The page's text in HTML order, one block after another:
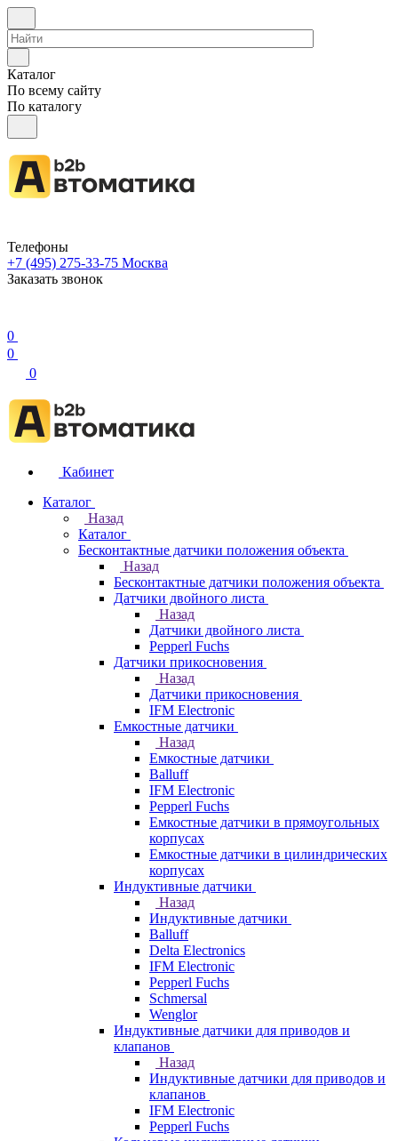
Каталог
По всему сайту
По каталогу
Телефоны
+7 (495) 275-33-75 Москва
Заказать звонок
0
0
0
Кабинет
Каталог
Назад
Каталог
Бесконтактные датчики положения объекта
Назад
Бесконтактные датчики положения объекта
Датчики двойного листа
Назад
Датчики двойного листа
Pepperl Fuchs
Датчики прикосновения
Назад
Датчики прикосновения
IFM Electronic
Емкостные датчики
Назад
Емкостные датчики
Balluff
IFM Electronic
Pepperl Fuchs
Емкостные датчики в прямоугольных
корпусах
Емкостные датчики в цилиндрических
корпусах
Индуктивные датчики
Назад
Индуктивные датчики
Balluff
Delta Electronics
IFM Electronic
Pepperl Fuchs
Schmersal
Wenglor
Индуктивные датчики для приводов и
клапанов
Назад
Индуктивные датчики для приводов и
клапанов
IFM Electronic
Pepperl Fuchs